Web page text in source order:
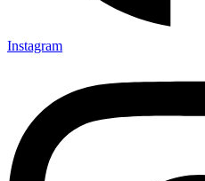
Instagram